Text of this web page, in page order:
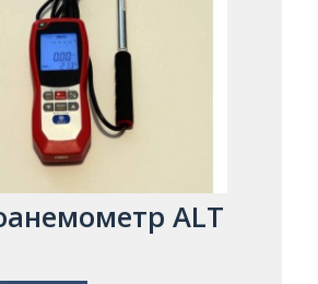
ALT